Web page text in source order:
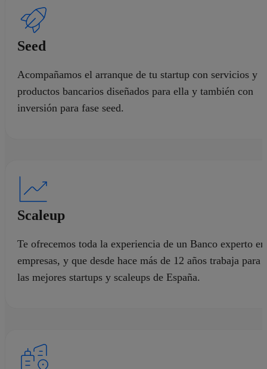
Nuevo Hub BStartup
Barcelona
Una oficina de Banco Sabadell 100% especializada en
Startups
Seed
Acompañamos el arranque de tu startup con servicios y
productos bancarios diseñados para ella y también con
inversión para fase seed.
Scaleup
Te ofrecemos toda la experiencia de un Banco experto en
empresas, y que desde hace más de 12 años trabaja para
las mejores startups y scaleups de España.